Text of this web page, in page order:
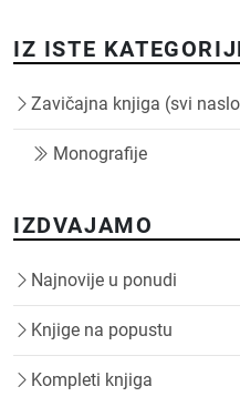
IZ ISTE
Zavičajna knjiga (svi
Monografije
IZDVAJAMO
Najnovije u ponudi
Knjige na popustu
Kompleti knjiga